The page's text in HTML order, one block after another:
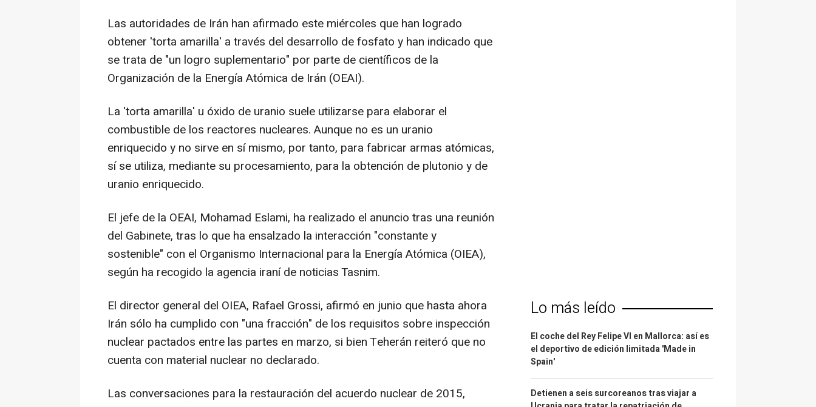
Las autoridades de Irán han afirmado este miércoles que han logrado
obtener 'torta amarilla' a través del desarrollo de fosfato y han indicado que
se trata de "un logro suplementario" por parte de científicos de la
Organización de la Energía Atómica de Irán (OEAI).
La 'torta amarilla' u óxido de uranio suele utilizarse para elaborar el
combustible de los reactores nucleares. Aunque no es un uranio
enriquecido y no sirve en sí mismo, por tanto, para fabricar armas atómicas,
sí se utiliza, mediante su procesamiento, para la obtención de plutonio y de
uranio enriquecido.
El jefe de la OEAI, Mohamad Eslami, ha realizado el anuncio tras una reunión
del Gabinete, tras lo que ha ensalzado la interacción "constante y
sostenible" con el Organismo Internacional para la Energía Atómica (OIEA),
según ha recogido la agencia iraní de noticias Tasnim.
El director general del OIEA, Rafael Grossi, afirmó en junio que hasta ahora
Irán sólo ha cumplido con "una fracción" de los requisitos sobre inspección
nuclear pactados entre las partes en marzo, si bien Teherán reiteró que no
cuenta con material nuclear no declarado.
Las conversaciones para la restauración del acuerdo nuclear de 2015,
Lo más leído
El coche del Rey Felipe VI en Mallorca: así es
el deportivo de edición limitada 'Made in
Spain'
Detienen a seis surcoreanos tras viajar a